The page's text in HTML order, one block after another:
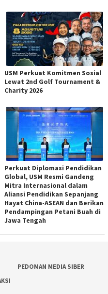
USM Perkuat Komitmen Sosial
Lewat 2nd Golf Tournament &
Charity 2026
Perkuat Diplomasi Pendidikan
Global, USM Resmi Gandeng
Mitra Internasional dalam
Aliansi Pendidikan Sepanjang
Hayat China-ASEAN dan Berikan
Pendampingan Petani Buah di
Jawa Tengah
PEDOMAN MEDIA SIBER